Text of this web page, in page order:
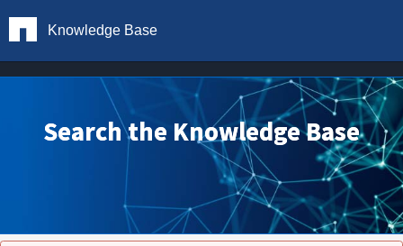
Knowledge Base
Search the Knowledge Base